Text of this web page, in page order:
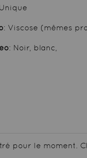
: Viscose (mêmes
: Noir, blanc,
pour le moment.